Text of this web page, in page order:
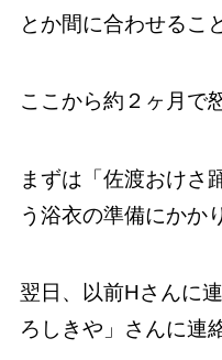
とか間に合わせるこ
ここから約２ヶ月で
まずは「佐渡おけさ
う浴衣の準備にかか
翌日、以前Hさんに
ろしきや」さんに連